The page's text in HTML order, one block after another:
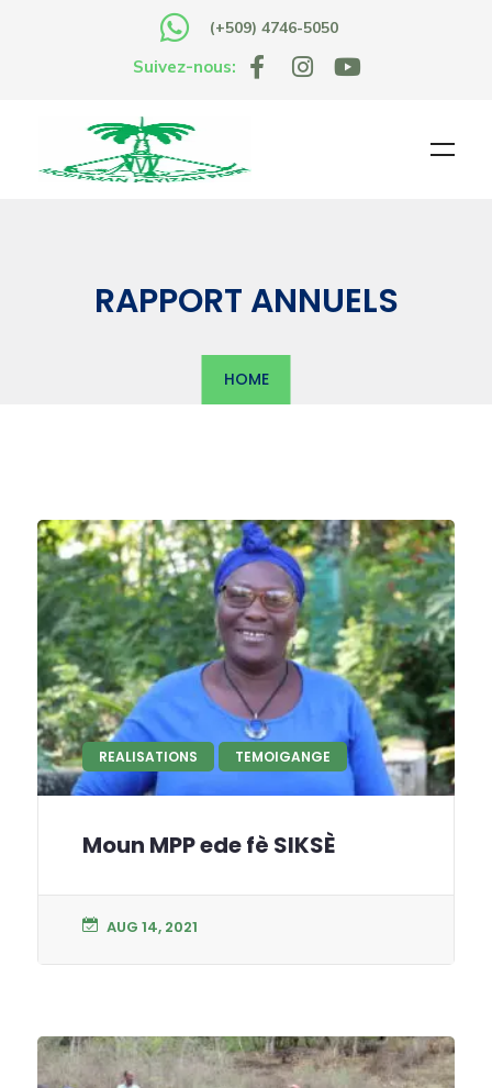
(+509) 4746-5050
Suivez-nous:
RAPPORT ANNUELS
HOME
REALISATIONS TEMOIGANGE
Moun MPP ede fè SIKSÈ
AUG 14, 2021